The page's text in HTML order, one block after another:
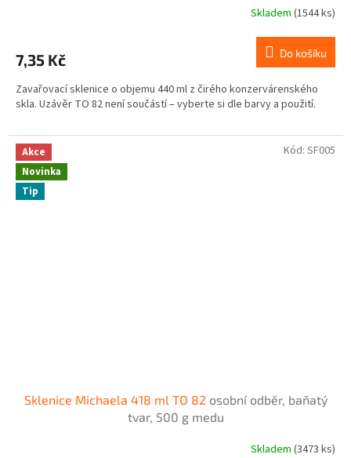
Skladem (1544 ks)
7,35 Kč Do košíku
Zavařovací sklenice o objemu 440 ml z čirého konzervárenského
skla. Uzávěr TO 82 není součástí – vyberte si dle barvy a použití.
Akce
Novinka
Tip
Sklenice Michaela 418 ml TO 82 osobní odběr, baňatý
tvar, 500 g medu
Skladem (3473 ks)
Kód: SF005